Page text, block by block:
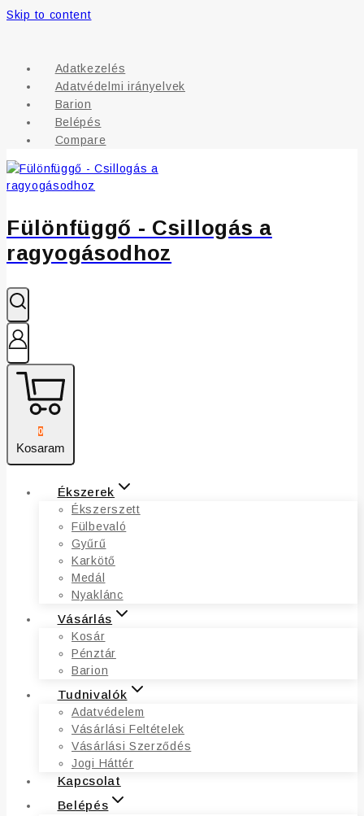
Skip to content
Adatkezelés
Adatvédelmi irányelvek
Barion
Belépés
Compare
Fülönfüggő - Csillogás a
ragyogásodhoz
0
Kosaram
Ékszerek
Ékszerszett
Fülbevaló
Gyűrű
Karkötő
Medál
Nyaklánc
Vásárlás
Kosár
Pénztár
Barion
Tudnivalók
Adatvédelem
Vásárlási Feltételek
Vásárlási Szerződés
Jogi Háttér
Kapcsolat
Belépés